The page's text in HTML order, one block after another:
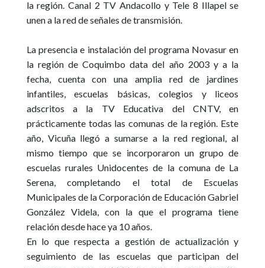
la región.Canal 2 TV Andacollo y Tele 8 Illapelse
unen a la red de señales de transmisión.
La presencia e instalación del programa Novasur en
la región de Coquimbo data del año 2003 y a la
fecha, cuenta con una amplia red de jardines
infantiles, escuelas básicas, colegios y liceos
adscritos a la TV Educativa del CNTV, en
prácticamente todas las comunas de la región. Este
año, Vicuñallegó a sumarse a la red regional, al
mismo tiempo que se incorporaron un grupo de
escuelas rurales Unidocentes de la comuna de La
Serena, completando el total de Escuelas
Municipales de la Corporación de Educación Gabriel
González Videla, con la que el programa tiene
relación desde hace ya 10 años.
En lo que respecta a gestión de actualización y
seguimiento de las escuelas que participan del